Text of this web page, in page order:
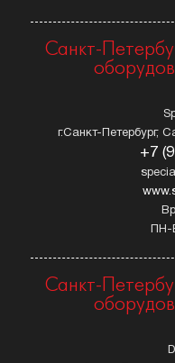
Санкт-
г.Санкт-Петербург,
+7
ПН-
Санкт-